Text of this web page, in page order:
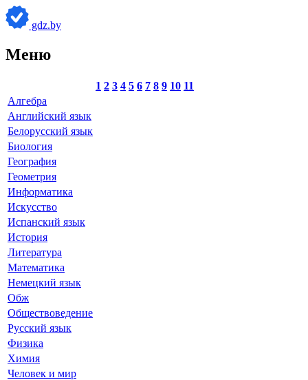
gdz.by
Меню
1 2 3 4 5 6 7 8 9 10 11
Алгебра
Английский язык
Белорусский язык
Биология
География
Геометрия
Информатика
Искусство
Испанский язык
История
Литература
Математика
Немецкий язык
Обж
Обществоведение
Русский язык
Физика
Химия
Человек и мир